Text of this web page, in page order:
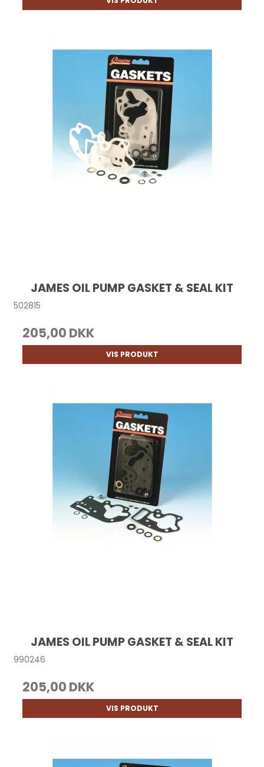
JAMES OIL PUMP GASKET & SEAL KIT
502815
205,00 DKK
VIS PRODUKT
JAMES OIL PUMP GASKET & SEAL KIT
990246
205,00 DKK
VIS PRODUKT